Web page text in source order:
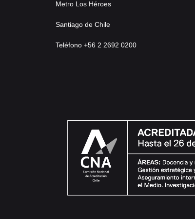
Metro Los Héroes
Santiago de Chile
Teléfono +56 2 2692 0200